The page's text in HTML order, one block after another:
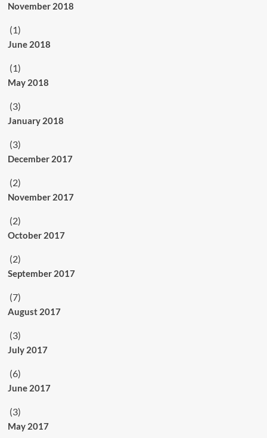
November 2018
(1)
June 2018
(1)
May 2018
(3)
January 2018
(3)
December 2017
(2)
November 2017
(2)
October 2017
(2)
September 2017
(7)
August 2017
(3)
July 2017
(6)
June 2017
(3)
May 2017